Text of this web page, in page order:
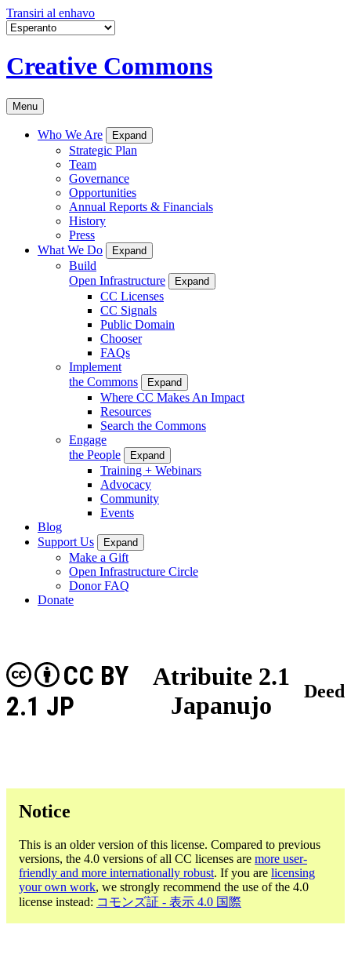
Transiri al enhavo
Creative Commons
Menu
Who We Are Expand
Strategic Plan
Team
Governance
Opportunities
Annual Reports & Financials
History
Press
What We Do
Expand
Build
Open Infrastructure
Expand
CC Licenses
CC Signals
Public Domain
Chooser
FAQs
Implement
the Commons
Expand
Where CC Makes An Impact
Resources
Search the Commons
Engage
the People
Expand
Training + Webinars
Advocacy
Community
Events
Blog
Support Us
Expand
Make a Gift
Open Infrastructure Circle
Donor FAQ
Donate
Atribuite 2.1
Japanujo
CC BY
2.1 JP
Deed
Notice
This is an older version of this license. Compared to previous
versions, the 4.0 versions of all CC licenses are more user-
friendly and more internationally robust. If you are licensing
your own work, we strongly recommend the use of the 4.0
license instead: コモンズ証 - 表示 4.0 国際